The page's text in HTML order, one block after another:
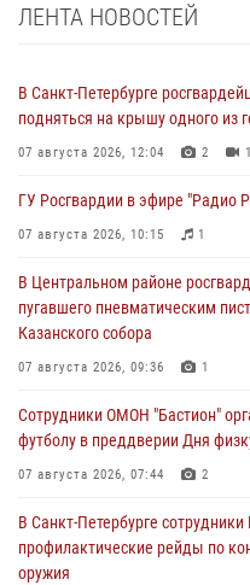
ЛЕНТА НОВОСТЕЙ
В Санкт-Петербурге
подняться на крышу одного из
07 августа 2026, 12:04 2 1
ГУ Росгвардии в эфире "Радио
07 августа 2026, 10:15 1
В Центральном районе
пугавшего пневматическим
Казанского собора
07 августа 2026, 09:36 1
Сотрудники ОМОН "Бастион"
футболу в преддверии Дня
07 августа 2026, 07:44 2
В Санкт-Петербурге
профилактические рейды по
оружия